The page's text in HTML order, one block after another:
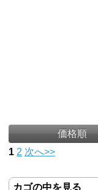
価格順
1 2 次へ>>
カゴの中を見る